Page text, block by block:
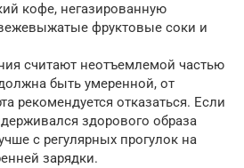
кофе, негазированную
фруктовые соки и
считают неотъемлемой частью
быть умеренной, от
рекомендуется отказаться. Если
здорового образа
с регулярных прогулок на
зарядки.